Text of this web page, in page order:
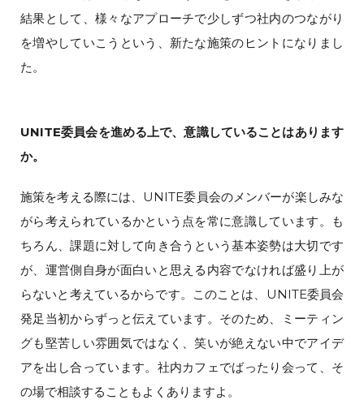
結果として、様々なアプローチで少しずつ社内のつながり
を増やしていこうという、新たな施策のヒントになりまし
た。
UNITE委員会を進める上で、意識していることはあります
か。
施策を考える際には、UNITE委員会のメンバーが楽しみな
がら考えられているかという点を常に意識しています。も
ちろん、課題に対して向き合うという基本姿勢は大切です
が、運営側自身が面白いと思える内容でなければ盛り上が
らないと考えているからです。このことは、UNITE委員会
発足当初からずっと伝えています。そのため、ミーティン
グも堅苦しい雰囲気ではなく、笑いが絶えない中でアイデ
アを出し合っています。社内カフェでばったり会って、そ
の場で相談することもよくありますよ。